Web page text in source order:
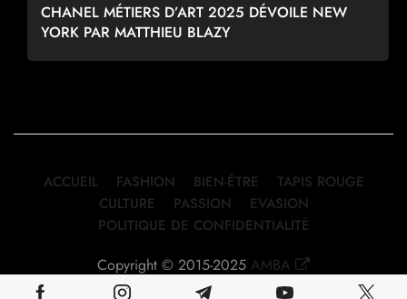
CHANEL MÉTIERS D’ART 2025 DÉVOILE NEW
YORK PAR MATTHIEU BLAZY
ACCUEIL FASHION BIEN-ÊTRE
TAPIS ROUGE
CULTURE
PASSION
EVASION
POLITIQUE DE CONFIDENTIALITÉ
Copyright © 2015-2025 AMBA